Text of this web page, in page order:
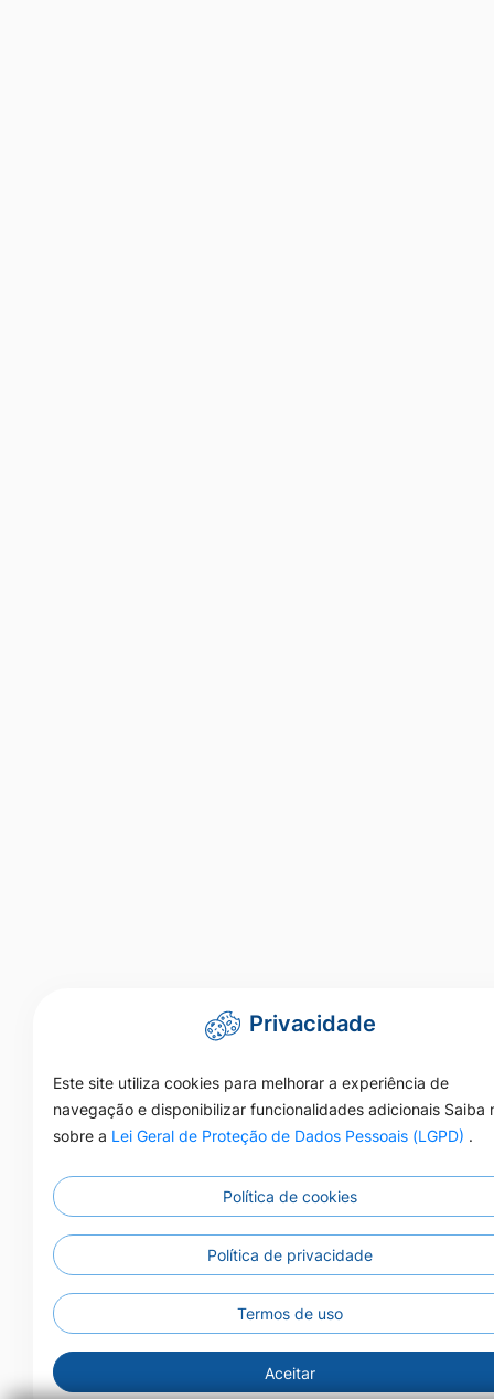
Privacidade
Este site utiliza cookies para melhorar a experiência de
navegação e disponibilizar funcionalidades adicionais Saiba
sobre a Lei Geral de Proteção de Dados Pessoais (LGPD) .
Política de cookies
Política de privacidade
Termos de uso
Aceitar